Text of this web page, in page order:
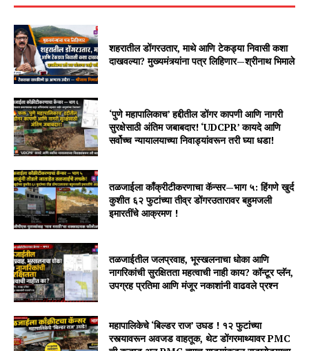
शहरातील डोंगरउतार, माथे आणि टेकड्या निवासी कशा
दाखवल्या? मुख्यमंत्र्यांना पत्र लिहिणार—श्रीनाथ भिमाले
‘पुणे महापालिकाच’ हद्दीतील डोंगर कापणी आणि नागरी
सुरक्षेसाठी अंतिम जबाबदार! ‘UDCPR’ कायदे आणि
सर्वोच्च न्यायालयाच्या निवाड्यांवरून तरी घ्या धडा!
तळजाईला काँक्रीटीकरणाचा कॅन्सर—भाग ५: हिंगणे खुर्द
कुशीत ६२ फुटांच्या तीव्र डोंगरउतारावर बहुमजली
इमारतींचे आक्रमण !
तळजाईतील जलप्रवाह, भूस्खलनाचा धोका आणि
नागरिकांची सुरक्षितता महत्वाची नाही काय? कॉन्टूर प्लॅन,
उपग्रह प्रतिमा आणि मंजूर नकाशांनी वाढवले प्रश्न
महापालिकेचे ‘बिल्डर राज’ उघड ! १२ फुटांच्या
रस्त्यावरून अवजड वाहतूक, थेट डोंगरमाथ्यावर PMC